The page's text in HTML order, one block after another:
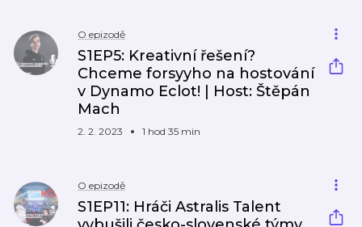
O epizodě
S1EP5: Kreativní řešení?
Chceme forsyyho na hostování
v Dynamo Eclot! | Host: Štěpán
Mach
2. 2. 2023 1 hod 35 min
O epizodě
S1EP11: Hráči Astralis Talent